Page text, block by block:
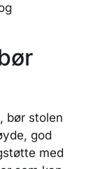
bør stolen
god
med